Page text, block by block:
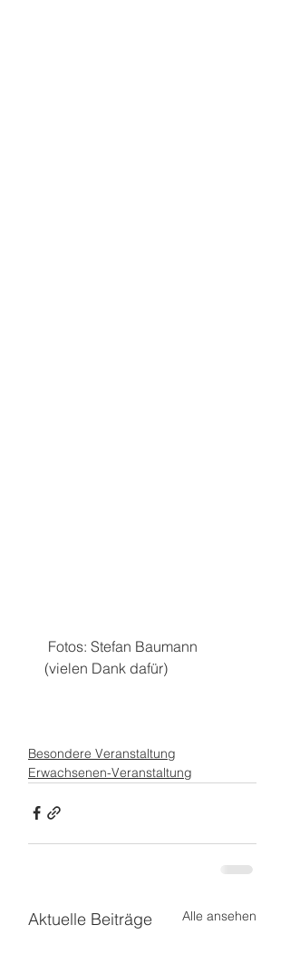
(vielen Dank dafür)
Besondere Veranstaltung
Erwachsenen-Veranstaltung
Aktuelle Beiträge Alle ansehen